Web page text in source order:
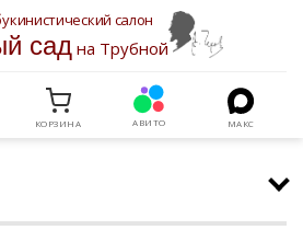
салон
садна Трубной
КОРЗИНА АВИТО МАКС